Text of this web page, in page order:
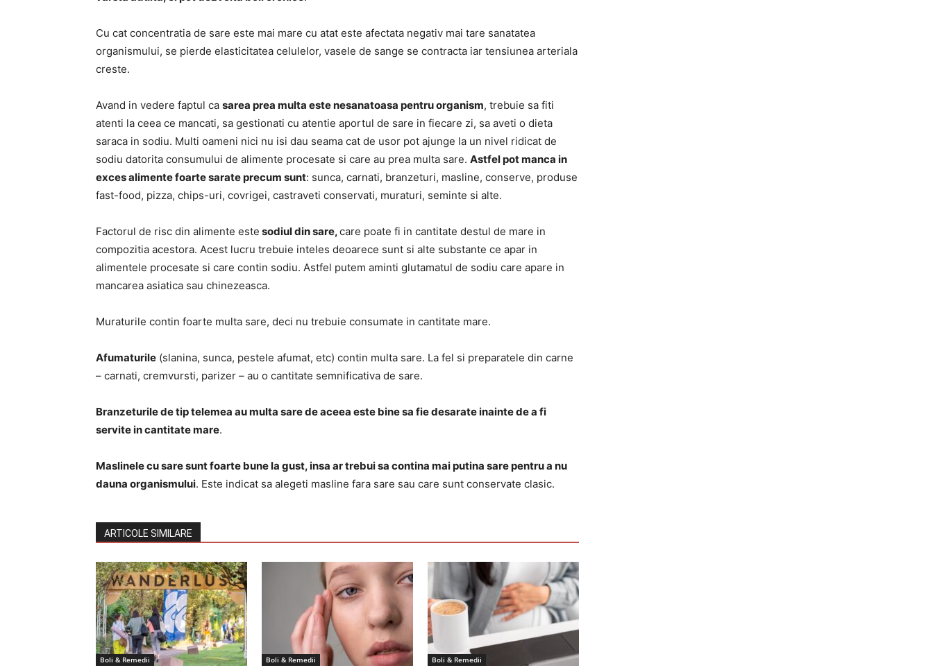
Cu cat concentratia de sare este mai mare cu atat este afectata negativ mai tare sanatatea
organismului, se pierde elasticitatea celulelor, vasele de sange se contracta iar tensiunea arteriala
creste.
Avand in vedere faptul ca sarea prea multa este nesanatoasa pentru organism, trebuie sa fiti
atenti la ceea ce mancati, sa gestionati cu atentie aportul de sare in fiecare zi, sa aveti o dieta
saraca in sodiu. Multi oameni nici nu isi dau seama cat de usor pot ajunge la un nivel ridicat de
sodiu datorita consumului de alimente procesate si care au prea multa sare. Astfel pot manca in
exces alimente foarte sarate precum sunt: sunca, carnati, branzeturi, masline, conserve, produse
fast-food, pizza, chips-uri, covrigei, castraveti conservati, muraturi, seminte si alte.
Factorul de risc din alimente este sodiul din sare,care poate fi in cantitate destul de mare in
compozitia acestora. Acest lucru trebuie inteles deoarece sunt si alte substante ce apar in
alimentele procesate si care contin sodiu. Astfel putem aminti glutamatul de sodiu care apare in
mancarea asiatica sau chinezeasca.
Muraturile contin foarte multa sare, deci nu trebuie consumate in cantitate mare.
Afumaturile (slanina, sunca, pestele afumat, etc) contin multa sare. La fel si preparatele din carne
– carnati, cremvursti, parizer – au o cantitate semnificativa de sare.
Branzeturile de tip telemea au multa sare de aceea este bine sa fie desarate inainte de a fi
servite in cantitate mare.
Maslinele cu sare sunt foarte bune la gust, insa ar trebui sa contina mai putina sare pentru a nu
dauna organismului. Este indicat sa alegeti masline fara sare sau care sunt conservate clasic.
ARTICOLE SIMILARE
Boli & Remedii Boli & Remedii Boli & Remedii